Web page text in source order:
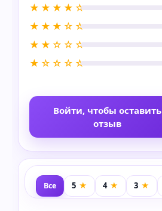
★★★★☆
★★★☆☆
★★☆☆☆
★☆☆☆☆
Войти, чтобы оставить
отзыв
Все